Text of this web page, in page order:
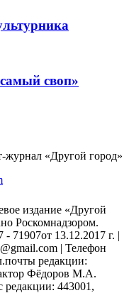
своп»
журнал «Другой город»
издание «Другой
Роскомнадзором.
13.12.2017 г. |
| Телефон
редакции:
Фёдоров М.А.
443001,